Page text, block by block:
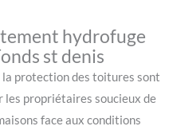
hydrofuge
st denis
la protection des toitures sont
les propriétaires soucieux de
face aux conditions